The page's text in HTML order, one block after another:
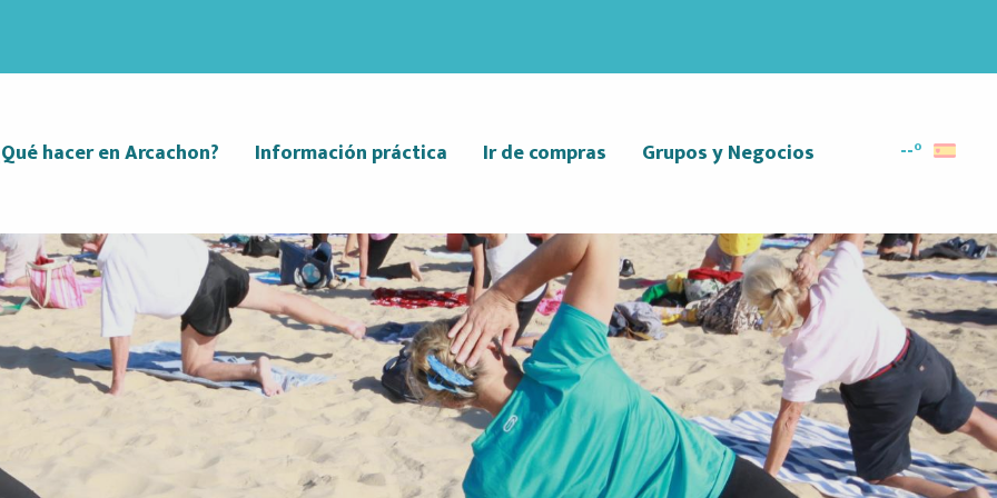
--° Buscar
hacer en Arcachon? Información práctica Ir de compras Grupos y Negocios